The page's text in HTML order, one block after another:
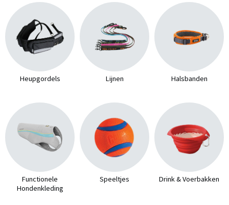
Heupgordels Lijnen Halsbanden
Functionele
Hondenkleding
Speeltjes Drink & Voerbakken